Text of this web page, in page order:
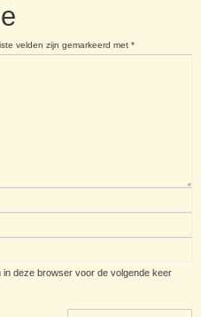
velden zijn gemarkeerd met *
in deze browser voor de volgende keer